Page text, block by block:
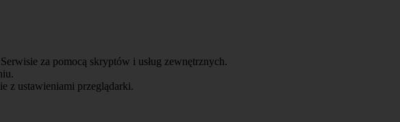
za pomocą skryptów i usług zewnętrznych.
z ustawieniami przeglądarki.